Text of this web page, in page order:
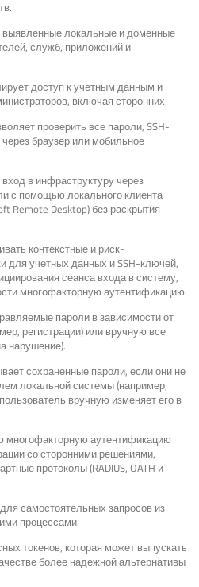
выявленные локальные и доменные
служб, приложений и
доступ к учетным данным и
включая сторонних.
проверить все пароли, SSH-
браузер или мобильное
в инфраструктуру через
с помощью локального клиента
Remote Desktop) без раскрытия
контекстные и риск-
для учетных данных и SSH-ключей,
сеанса входа в систему,
многофакторную аутентификацию.
пароли в зависимости от
регистрации) или вручную все
нарушение).
сохраненные пароли, если они не
локальной системы (например,
вручную изменяет его в
многофакторную аутентификацию
со сторонними решениями,
протоколы (RADIUS, OATH и
самостоятельных запросов из
процессами.
токенов, которая может выпускать
более надежной альтернативы